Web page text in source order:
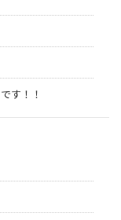
す！！